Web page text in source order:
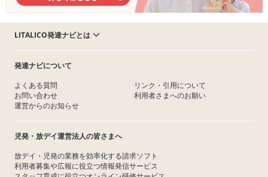
LITALICO発達ナビとは
発達ナビについて
よくある質問
お問い合わせ
運営からのお知らせ
リンク・引用について
利用者さまへのお願い
児発・放デイ運営法人の皆さまへ
放デイ・児発の業務を効率化する請求ソフト
利用者募集や広報に役立つ情報発信サービス